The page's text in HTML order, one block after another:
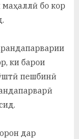
маҳаллӣ бо кор
ки барои
пешбинӣ
дар